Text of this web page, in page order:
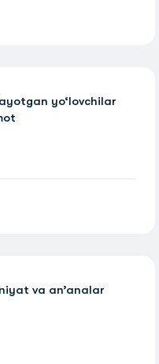
yo‘lovchilar
va an’analar